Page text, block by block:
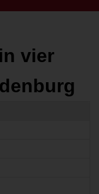
vier